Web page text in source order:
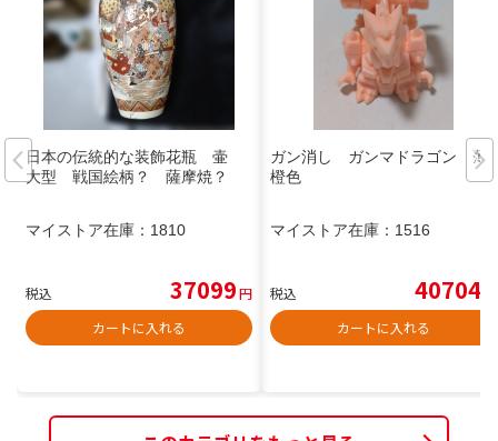
日本の伝統的な装飾花瓶 壷
大型 戦国絵柄？ 薩摩焼？
マイストア在庫： 1810
税込 37099円
カートに入れる
ガン消し ガンマドラゴン 薄
橙色
マイストア在庫： 1516
税込 40704
カートに入れる